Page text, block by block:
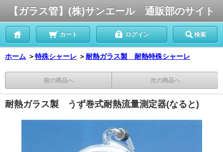
【ガラス管】(株)サンエール 通販部のサイト
カート ログイン 検索
ホーム ＞特殊シャーレ ＞耐熱ガラス製 耐熱特殊シャーレ
前の商品へ 次の商品へ
耐熱ガラス製 うず巻式耐熱流量測定器(なると)